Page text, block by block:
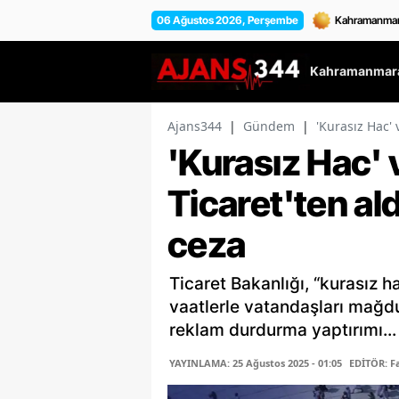
06 Ağustos 2026, Perşembe
Ajans344 | Gündem | 'Kurasız
'Kurasız
Ticaret'ten
ceza
Ticaret Bakanlığı, “kurasız
vaatlerle vatandaşları
reklam durdurma yaptırımı...
YAYINLAMA: 25 Ağustos 2025 - 01:05 EDİTÖR: